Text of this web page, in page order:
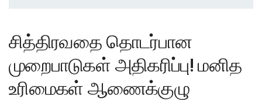
சித்திரவதை தொடர்பான
முறைபாடுகள் அதிகரிப்பு! மனித
உரிமைகள் ஆணைக்குழு